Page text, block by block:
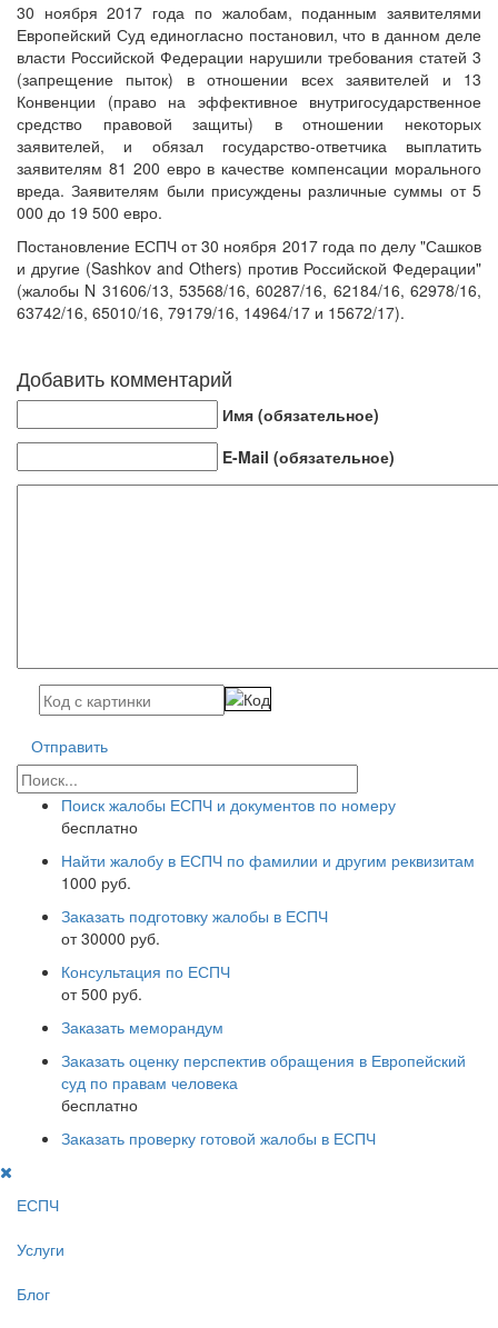
30 ноября 2017 года по жалобам, поданным заявителями
Европейский Суд единогласно постановил, что в данном деле
власти Российской Федерации нарушили требования статей 3
(запрещение пыток) в отношении всех заявителей и 13
Конвенции (право на эффективное внутригосударственное
средство правовой защиты) в отношении некоторых
заявителей, и обязал государство-ответчика выплатить
заявителям 81 200 евро в качестве компенсации морального
вреда. Заявителям были присуждены различные суммы от 5
000 до 19 500 евро.
Постановление ЕСПЧ от 30 ноября 2017 года по делу "Сашков
и другие (Sashkov and Others) против Российской Федерации"
(жалобы N 31606/13, 53568/16, 60287/16, 62184/16, 62978/16,
63742/16, 65010/16, 79179/16, 14964/17 и 15672/17).
Добавить комментарий
Имя (обязательное)
E-Mail (обязательное)
Отправить
Поиск жалобы ЕСПЧ и документов по номеру
бесплатно
Найти жалобу в ЕСПЧ по фамилии и другим реквизитам
1000 руб.
Заказать подготовку жалобы в ЕСПЧ
от 30000 руб.
Консультация по ЕСПЧ
от 500 руб.
Заказать меморандум
Заказать оценку перспектив обращения в Европейский
суд по правам человека
бесплатно
Заказать проверку готовой жалобы в ЕСПЧ
ЕСПЧ
Услуги
Блог